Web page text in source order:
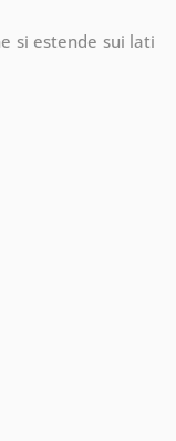
si estende sui lati